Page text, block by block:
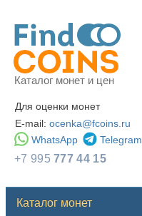
Каталог монет и цен
Для оценки монет
E-mail: ocenka@fcoins.ru
WhatsApp
Telegram
+7 995777 44 15
Каталог монет